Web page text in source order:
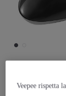
DAM
Veepee rispetta